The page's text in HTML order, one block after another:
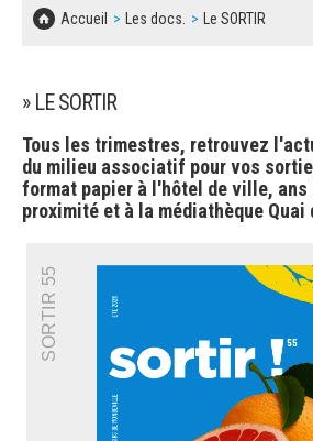
Accueil Les docs. Le SORTIR
» LE SORTIR
Tous les trimestres, retrouvez
du milieu associatif pour vos
format papier à l'hôtel de ville, ans
proximité et à la médiathèque Quai
SORTIR 55
CONCERTATIONS PUBLIQUES
SOLIDARITÉ, LOGEMENT
EMPLOI
POLICE MUNICIPALE
DECHETS
SIGNALEMENTS
BESOIN D'UNE AIDE ?
LES ASSOCIATIONS
MARCHÉS PUBLICS
SUR LES RISQUES MAJEURS
REGLEMENT LOCAL DE PUBLICITÉ
DECLARATION DE DEMARCHAGE
DOSSIER DE DEMANDE DE
DEMANDE DE PRÊT DE MATERIEL
FICHE D'ORGANISATION